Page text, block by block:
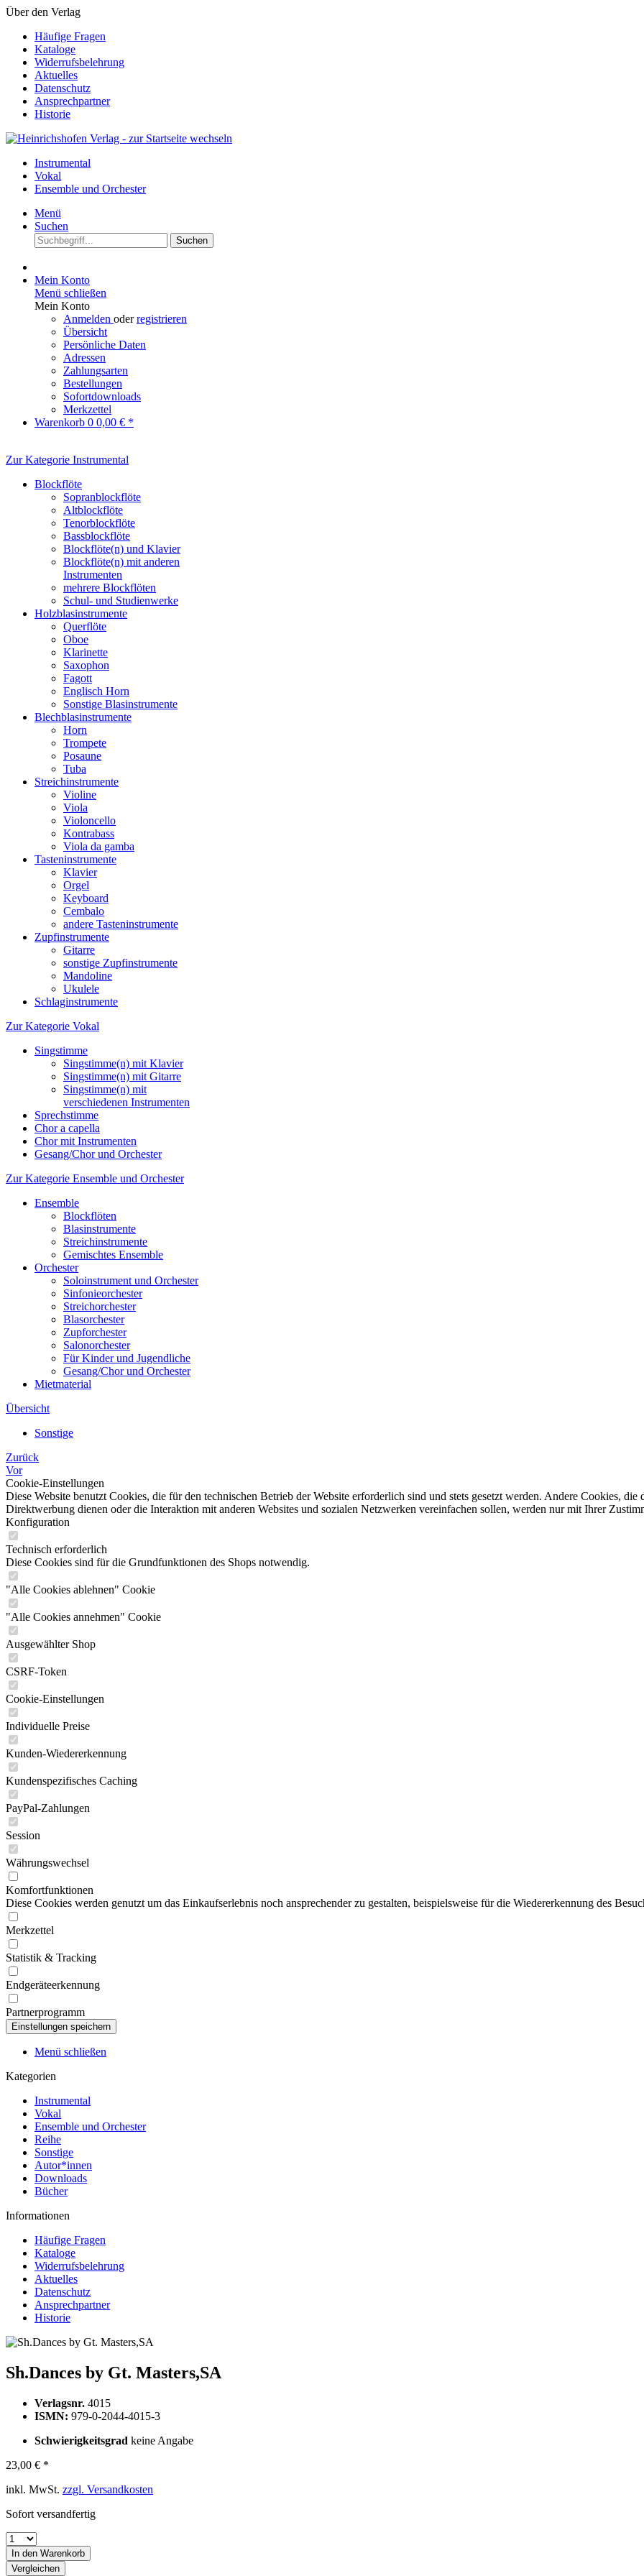
Über den Verlag
Häufige Fragen
Kataloge
Widerrufsbelehrung
Aktuelles
Datenschutz
Ansprechpartner
Historie
Instrumental
Vokal
Ensemble und Orchester
Menü
Suchen
Suchen
Mein Konto
Menü schließen
Mein Konto
Anmelden oderregistrieren
Übersicht
Persönliche Daten
Adressen
Zahlungsarten
Bestellungen
Sofortdownloads
Merkzettel
Warenkorb 0 0,00 € *
Zur Kategorie Instrumental
Blockflöte
Sopranblockflöte
Altblockflöte
Tenorblockflöte
Bassblockflöte
Blockflöte(n) und Klavier
Blockflöte(n) mit anderen
Instrumenten
mehrere Blockflöten
Schul- und Studienwerke
Holzblasinstrumente
Querflöte
Oboe
Klarinette
Saxophon
Fagott
Englisch Horn
Sonstige Blasinstrumente
Blechblasinstrumente
Horn
Trompete
Posaune
Tuba
Streichinstrumente
Violine
Viola
Violoncello
Kontrabass
Viola da gamba
Tasteninstrumente
Klavier
Orgel
Keyboard
Cembalo
andere Tasteninstrumente
Zupfinstrumente
Gitarre
sonstige Zupfinstrumente
Mandoline
Ukulele
Schlaginstrumente
Zur Kategorie Vokal
Singstimme
Singstimme(n) mit Klavier
Singstimme(n) mit Gitarre
Singstimme(n) mit
verschiedenen Instrumenten
Sprechstimme
Chor a capella
Chor mit Instrumenten
Gesang/Chor und Orchester
Zur Kategorie Ensemble und Orchester
Ensemble
Blockflöten
Blasinstrumente
Streichinstrumente
Gemischtes Ensemble
Orchester
Soloinstrument und Orchester
Sinfonieorchester
Streichorchester
Blasorchester
Zupforchester
Salonorchester
Für Kinder und Jugendliche
Gesang/Chor und Orchester
Mietmaterial
Übersicht
Sonstige
Zurück
Vor
Cookie-Einstellungen
Diese Website benutzt Cookies, die für den technischen Betrieb der Website erforderlich sind und stets gesetzt werden. Andere Cookies,
Direktwerbung dienen oder die Interaktion mit anderen Websites und sozialen Netzwerken vereinfachen sollen, werden nur mit Ihrer
Konfiguration
Technisch erforderlich
Diese Cookies sind für die Grundfunktionen des Shops notwendig.
"Alle Cookies ablehnen" Cookie
"Alle Cookies annehmen" Cookie
Ausgewählter Shop
CSRF-Token
Cookie-Einstellungen
Individuelle Preise
Kunden-Wiedererkennung
Kundenspezifisches Caching
PayPal-Zahlungen
Session
Währungswechsel
Komfortfunktionen
Diese Cookies werden genutzt um das Einkaufserlebnis noch ansprechender zu gestalten, beispielsweise für die Wiedererkennung des
Merkzettel
Statistik & Tracking
Endgeräteerkennung
Partnerprogramm
Menü schließen
Kategorien
Instrumental
Vokal
Ensemble und Orchester
Reihe
Sonstige
Autor*innen
Downloads
Bücher
Informationen
Häufige Fragen
Kataloge
Widerrufsbelehrung
Aktuelles
Datenschutz
Ansprechpartner
Historie
Sh.Dances by Gt. Masters,SA
Verlagsnr. 4015
ISMN: 979-0-2044-4015-3
Schwierigkeitsgrad keine Angabe
23,00 € *
inkl. MwSt. zzgl. Versandkosten
Sofort versandfertig
In den Warenkorb
Vergleichen